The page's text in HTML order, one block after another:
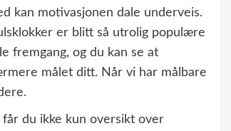
kan motivasjonen dale underveis.
er blitt så utrolig populære
fremgang, og du kan se at
målet ditt. Når vi har målbare
får du ikke kun oversikt over